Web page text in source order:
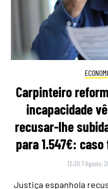
Carpinteiro
incapacidade
recusar-lhe
para 1.547€:
12:30 7 Agosto,
Justiça espanhola